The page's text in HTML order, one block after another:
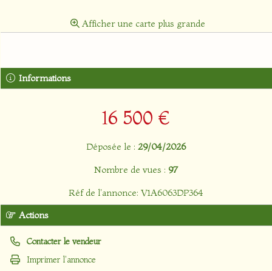
Informations
16 500 €
Déposée le : 29/04/2026
Nombre de vues : 97
Réf de l'annonce: V1A6063DP364
Actions
Contacter le vendeur
Imprimer l'annonce
Afficher une carte plus grande